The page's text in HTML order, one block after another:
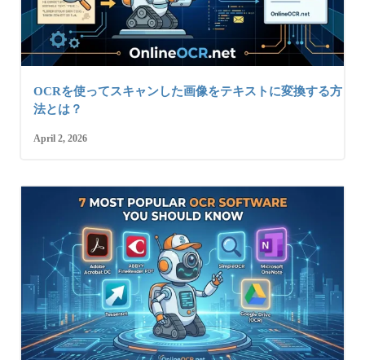
OCRを使ってスキャンした画像をテキストに変換する方
法とは？
April 2, 2026